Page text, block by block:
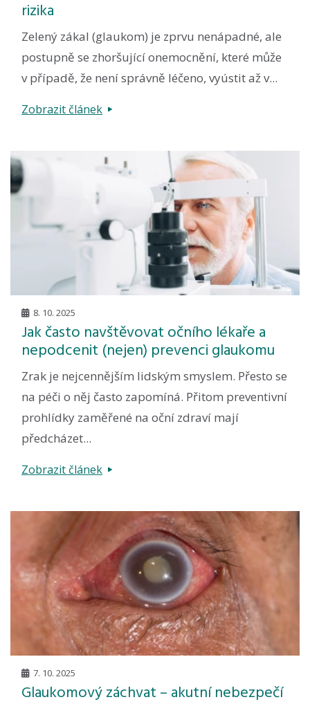
rizika
Zelený zákal (glaukom) je zprvu nenápadné, ale
postupně se zhoršující onemocnění, které může
v případě, že není správně léčeno, vyústit až v...
Zobrazit článek
8. 10. 2025
Jak často navštěvovat očního lékaře a
nepodcenit (nejen) prevenci glaukomu
Zrak je nejcennějším lidským smyslem. Přesto se
na péči o něj často zapomíná. Přitom preventivní
prohlídky zaměřené na oční zdraví mají
předcházet...
Zobrazit článek
7. 10. 2025
Glaukomový záchvat – akutní nebezpečí